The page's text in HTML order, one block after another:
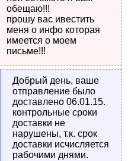
обещаю!!!
прошу вас ивестить
меня о инфо которая
имеется о моем
письме!!!
Добрый день, ваше
отправление было
доставлено 06.01.15.
контрольные сроки
доставки не
нарушены, т.к. срок
доставки исчисляется
рабочими днями.